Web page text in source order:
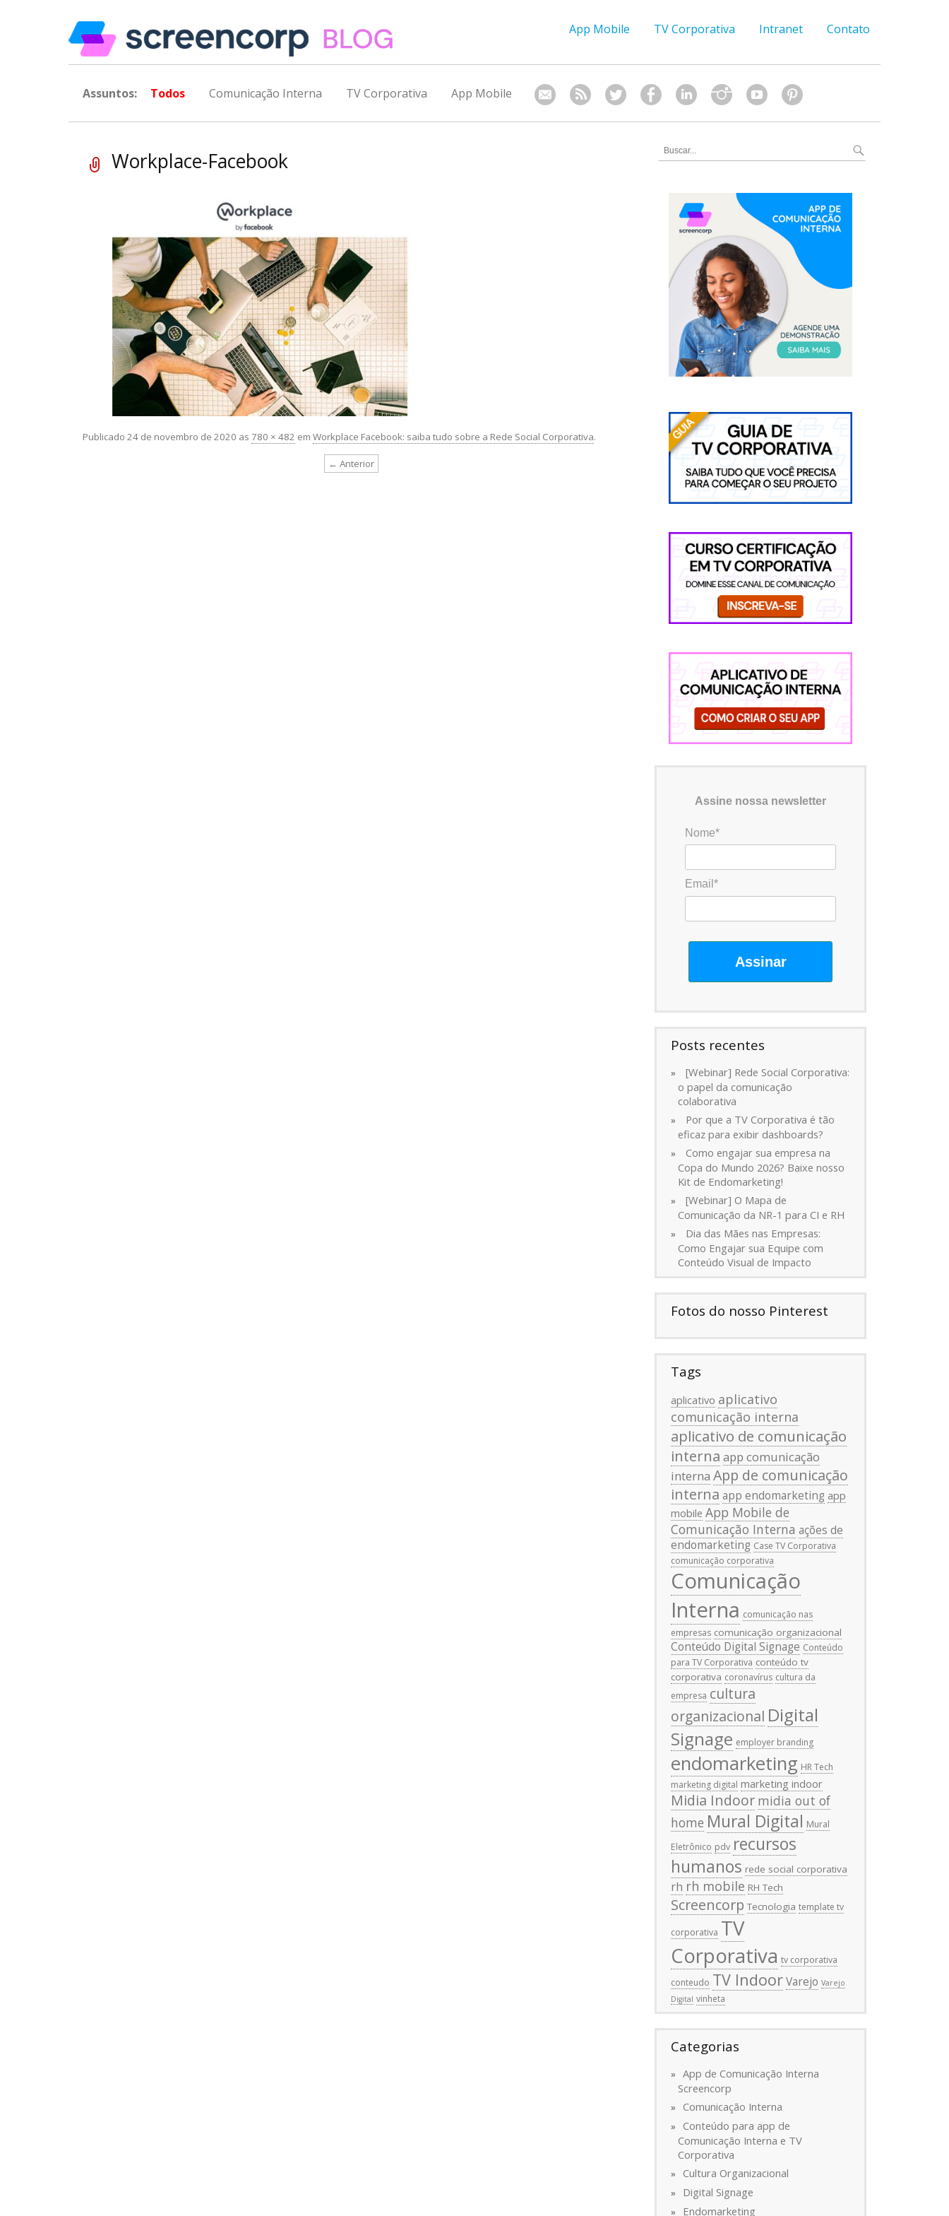
App Mobile TV Corporativa Intranet Contato
Assuntos: Todos Comunicação Interna TV Corporativa App Mobile
Workplace-Facebook
Publicado 24 de novembro de 2020 as 780 × 482 em Workplace Facebook: saiba tudo sobre a Rede Social Corporativa.
← Anterior
Assine nossa newsletter
Nome*
Email*
Assinar
Posts recentes
[Webinar] Rede Social Corporativa:
o papel da comunicação
colaborativa
Por que a TV Corporativa é tão
eficaz para exibir dashboards?
Como engajar sua empresa na
Copa do Mundo 2026? Baixe nosso
Kit de Endomarketing!
[Webinar] O Mapa de
Comunicação da NR-1 para CI e RH
Dia das Mães nas Empresas:
Como Engajar sua Equipe com
Conteúdo Visual de Impacto
Fotos do nosso Pinterest
Tags
aplicativo aplicativo
comunicação interna
aplicativo de comunicação
interna app comunicação
interna App de comunicação
interna app endomarketing app
mobile App Mobile de
Comunicação Interna ações de
endomarketing Case TV Corporativa
comunicação corporativa
Comunicação
Interna comunicação nas
empresas comunicação organizacional
Conteúdo Digital Signage Conteúdo
para TV Corporativa conteúdo tv
corporativa coronavírus cultura da
empresa cultura
organizacional Digital
Signage employer branding
endomarketing HR Tech
marketing digital marketing indoor
Midia Indoor midia out of
home Mural Digital Mural
Eletrônico pdv recursos
humanos rede social corporativa
rh rh mobile RH Tech
Screencorp Tecnologia template tv
corporativa TV
Corporativa tv corporativa
conteudo TV IndoorVarejo Varejo
Digital vinheta
Categorias
App de Comunicação Interna
Screencorp
Comunicação Interna
Conteúdo para app de
Comunicação Interna e TV
Corporativa
Cultura Organizacional
Digital Signage
Endomarketing